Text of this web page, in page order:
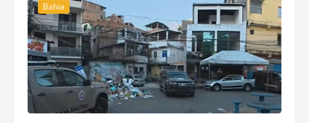
Bahia